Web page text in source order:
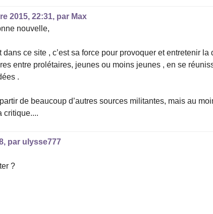
2015, 22:31, par Max
nouvelle,
ce site , c’est sa force pour provoquer et entretenir
entre prolétaires, jeunes ou moins jeunes , en se
.
de beaucoup d’autres sources militantes, mais au
critique....
, par ulysse777
?